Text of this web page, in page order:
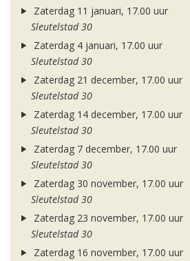
Zaterdag 11 januari, 17.00 uur
Sleutelstad 30
Zaterdag 4 januari, 17.00 uur
Sleutelstad 30
Zaterdag 21 december, 17.00 uur
Sleutelstad 30
Zaterdag 14 december, 17.00 uur
Sleutelstad 30
Zaterdag 7 december, 17.00 uur
Sleutelstad 30
Zaterdag 30 november, 17.00 uur
Sleutelstad 30
Zaterdag 23 november, 17.00 uur
Sleutelstad 30
Zaterdag 16 november, 17.00 uur